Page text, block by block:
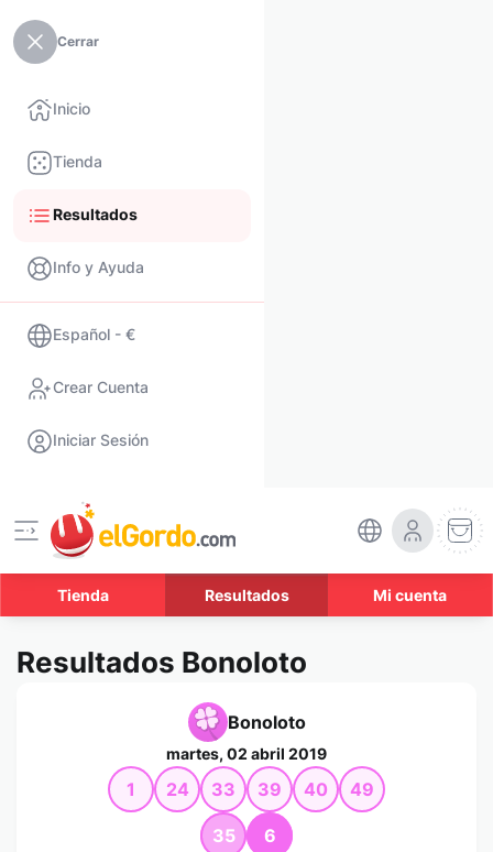
Cerrar
Inicio
Tienda
Resultados
Info y Ayuda
Español - €
Crear Cuenta
Iniciar Sesión
Tienda Resultados Mi cuenta
Resultados Bonoloto
Bonoloto
martes, 02 abril 2019
1 24 33 39 40 49
35 6